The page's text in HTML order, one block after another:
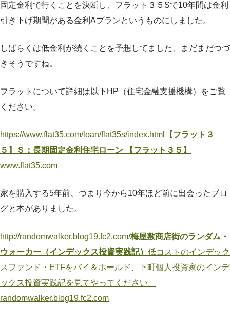
固定金利で行くことを決断し、フラット３５Sで10年間は金利
引き下げ期間がある金利Aプランというものにしました。
しばらくは低金利が続くことを予想してました、まだまだつづ
きそうですね。
フラットについて詳細は以下HP（住宅金融支援機構）をご覧
ください。
https://www.flat35.com/loan/flat35s/index.html
【フラット３
５】Ｓ：長期固定金利住宅ローン 【フラット３５】
www.flat35.com
家を購入する5年前、つまり今から10年ほど前に出会ったブロ
グと本がありました。
http://randomwalker.blog19.fc2.com/梅屋敷商店街のランダム・
ウォーカー（インデックス投資実践記） 低コストのインデック
スファンド・ETFをバイ＆ホールド、下町個人投資家のインデ
ックス投資実践記を見てやってください。
randomwalker.blog19.fc2.com